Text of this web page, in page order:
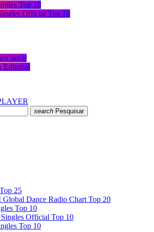
Top 10
Official Top 10
ouvir
Editorial
search Pesquisar
25
Dance Radio Chart Top 20
Top 10
Official Top 10
Top 10